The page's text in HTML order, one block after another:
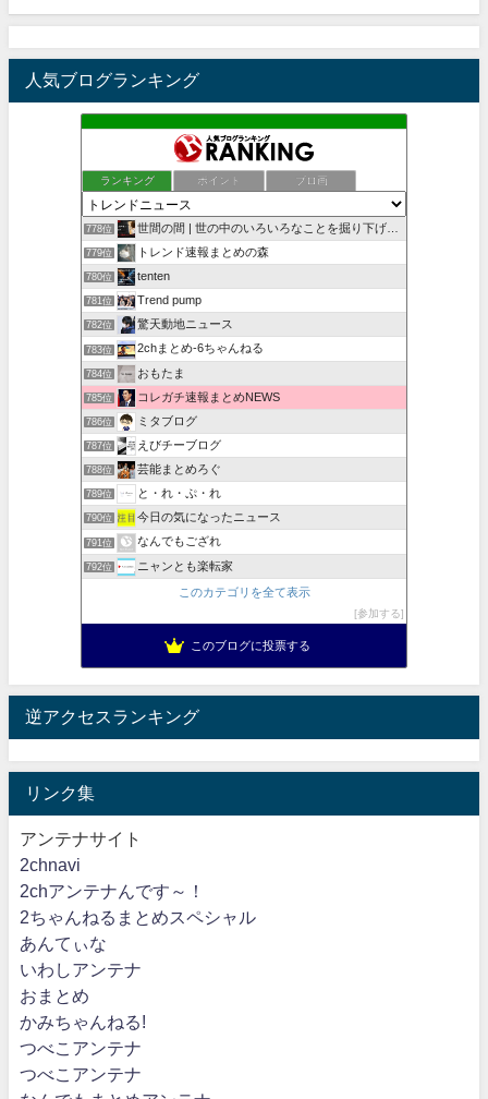
人気ブログランキング
ランキング ポイント ブロ画
778位 世間の間 | 世の中のいろいろなことを掘り下げていく
779位 トレンド速報まとめの森
780位 tenten
781位 Trend pump
782位 驚天動地ニュース
783位 2chまとめ‐6ちゃんねる
784位 おもたま
785位 コレガチ速報まとめNEWS
786位 ミタブログ
787位 えびチーブログ
788位 芸能まとめろぐ
789位 と・れ・ぷ・れ
790位 今日の気になったニュース
791位 なんでもござれ
792位 ニャンとも楽転家
このカテゴリを全て表示
参加する
このブログに投票する
逆アクセスランキング
リンク集
アンテナサイト
2chnavi
2chアンテナんです～！
2ちゃんねるまとめスペシャル
あんてぃな
いわしアンテナ
おまとめ
かみちゃんねる!
つべこアンテナ
つべこアンテナ